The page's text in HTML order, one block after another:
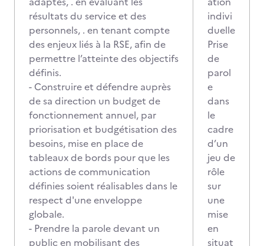
résultats du service et des
personnels, . en tenant compte
des enjeux liés à la RSE, afin de
permettre l’atteinte des objectifs
définis.
- Construire et défendre auprès
de sa direction un budget de
fonctionnement annuel, par
priorisation et budgétisation des
besoins, mise en place de
tableaux de bords pour que les
actions de communication
définies soient réalisables dans le
respect d'une enveloppe
globale.
- Prendre la parole devant un
public en mobilisant des
indivi
duelle
Prise
de
parol
e
dans
le
cadre
d’un
jeu de
rôle
sur
une
mise
en
situat